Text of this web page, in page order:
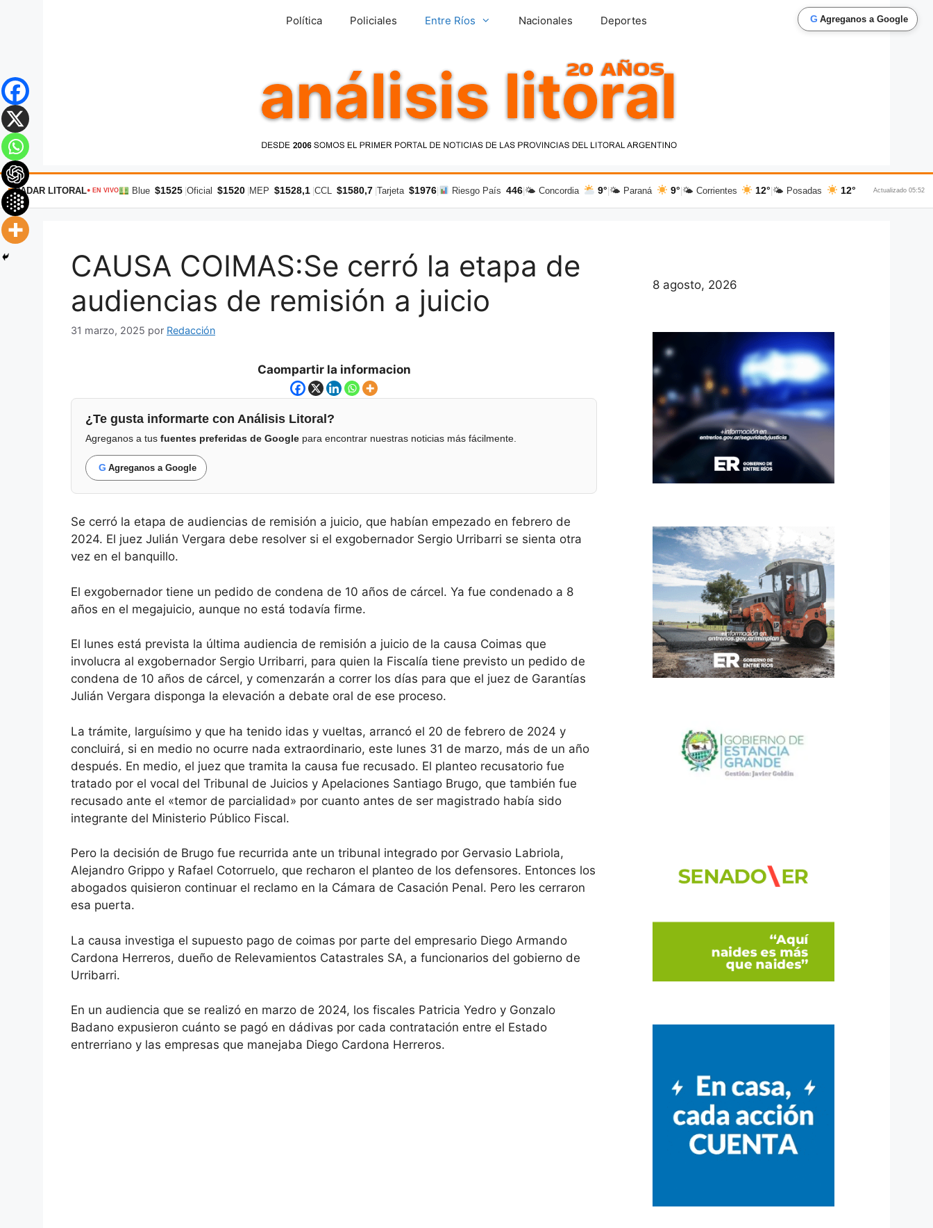
G Agreganos a Google
Política Policiales Entre Ríos Nacionales Deportes
RADAR LITORAL● EN VIVO Blue $1525 Oficial $1520 MEP $1528,1 CCL $1580,7 Tarjeta $1976| Riesgo País 446| 🌤 Concordia 9° 🌤 Paraná 9° 🌤 Corrientes 12° 🌤 Posadas 12° Actualizado 05:52
CAUSA COIMAS:Se cerró la etapa de
audiencias de remisión a juicio
31 marzo, 2025 por Redacción
Caompartir la informacion
¿Te gusta informarte con Análisis Litoral?
Agreganos a tus fuentes preferidas de Google para encontrar nuestras noticias más fácilmente.
G Agreganos a Google
Se cerró la etapa de audiencias de remisión a juicio, que habían empezado en febrero de
2024. El juez Julián Vergara debe resolver si el exgobernador Sergio Urribarri se sienta otra
vez en el banquillo.
El exgobernador tiene un pedido de condena de 10 años de cárcel. Ya fue condenado a 8
años en el megajuicio, aunque no está todavía firme.
El lunes está prevista la última audiencia de remisión a juicio de la causa Coimas que
involucra al exgobernador Sergio Urribarri, para quien la Fiscalía tiene previsto un pedido de
condena de 10 años de cárcel, y comenzarán a correr los días para que el juez de Garantías
Julián Vergara disponga la elevación a debate oral de ese proceso.
La trámite, larguísimo y que ha tenido idas y vueltas, arrancó el 20 de febrero de 2024 y
concluirá, si en medio no ocurre nada extraordinario, este lunes 31 de marzo, más de un año
después. En medio, el juez que tramita la causa fue recusado. El planteo recusatorio fue
tratado por el vocal del Tribunal de Juicios y Apelaciones Santiago Brugo, que también fue
recusado ante el «temor de parcialidad» por cuanto antes de ser magistrado había sido
integrante del Ministerio Público Fiscal.
Pero la decisión de Brugo fue recurrida ante un tribunal integrado por Gervasio Labriola,
Alejandro Grippo y Rafael Cotorruelo, que recharon el planteo de los defensores. Entonces los
abogados quisieron continuar el reclamo en la Cámara de Casación Penal. Pero les cerraron
esa puerta.
La causa investiga el supuesto pago de coimas por parte del empresario Diego Armando
Cardona Herreros, dueño de Relevamientos Catastrales SA, a funcionarios del gobierno de
Urribarri.
En un audiencia que se realizó en marzo de 2024, los fiscales Patricia Yedro y Gonzalo
Badano expusieron cuánto se pagó en dádivas por cada contratación entre el Estado
entrerriano y las empresas que manejaba Diego Cardona Herreros.
8 agosto, 2026